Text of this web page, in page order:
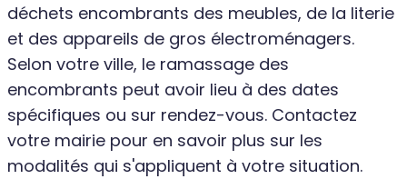
déchets encombrants des meubles, de la literie
et des appareils de gros électroménagers.
Selon votre ville, le ramassage des
encombrants peut avoir lieu à des dates
spécifiques ou sur rendez-vous. Contactez
votre mairie pour en savoir plus sur les
modalités qui s'appliquent à votre situation.